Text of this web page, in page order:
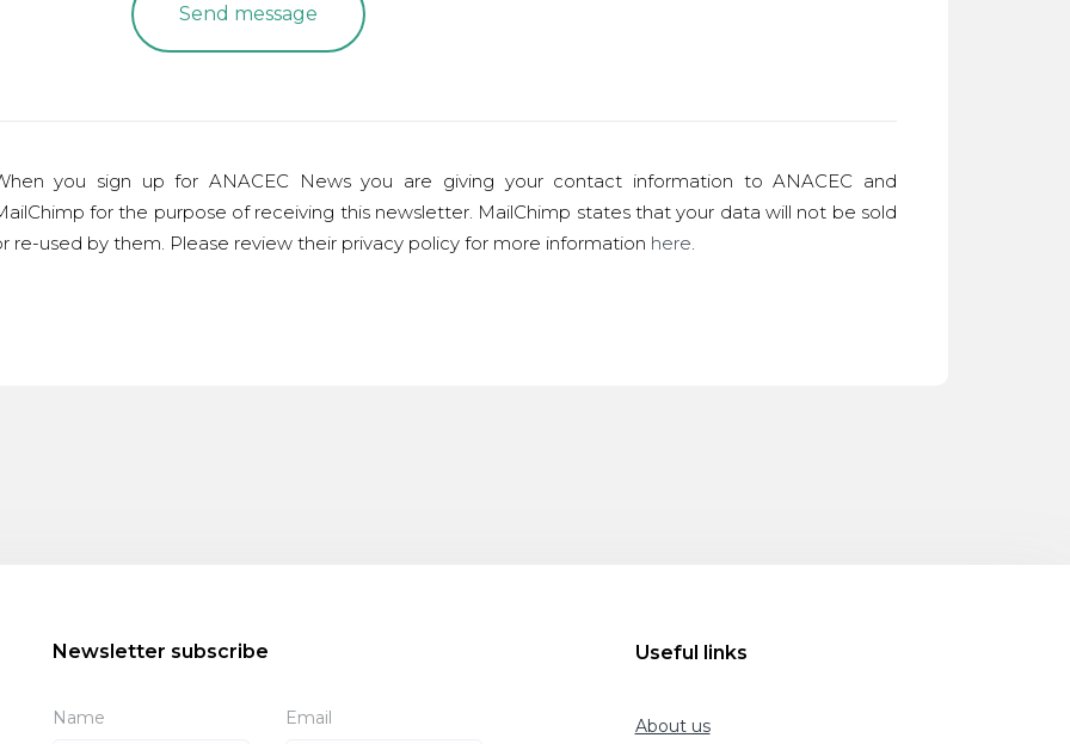
you sign up for ANACEC News you are giving your contact information to ANACEC and
for the purpose of receiving this newsletter. MailChimp states that your data will not be sold
re-used by them. Please review their privacy policy for more information here.
Newsletter subscribe
Name Email
Useful links
About us